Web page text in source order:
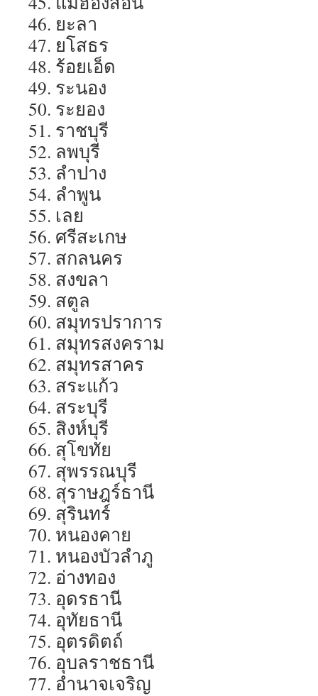
46. ยะลา
47. ยโสธร
48. ร้อยเอ็ด
49. ระนอง
50. ระยอง
51. ราชบุรี
52. ลพบุรี
53. ลำปาง
54. ลำพูน
55. เลย
56. ศรีสะเกษ
57. สกลนคร
58. สงขลา
59. สตูล
60. สมุทรปราการ
61. สมุทรสงคราม
62. สมุทรสาคร
63. สระแก้ว
64. สระบุรี
65. สิงห์บุรี
66. สุโขทัย
67. สุพรรณบุรี
68. สุราษฎร์ธานี
69. สุรินทร์
70. หนองคาย
71. หนองบัวลำภู
72. อ่างทอง
73. อุดรธานี
74. อุทัยธานี
75. อุตรดิตถ์
76. อุบลราชธานี
77. อำนาจเจริญ